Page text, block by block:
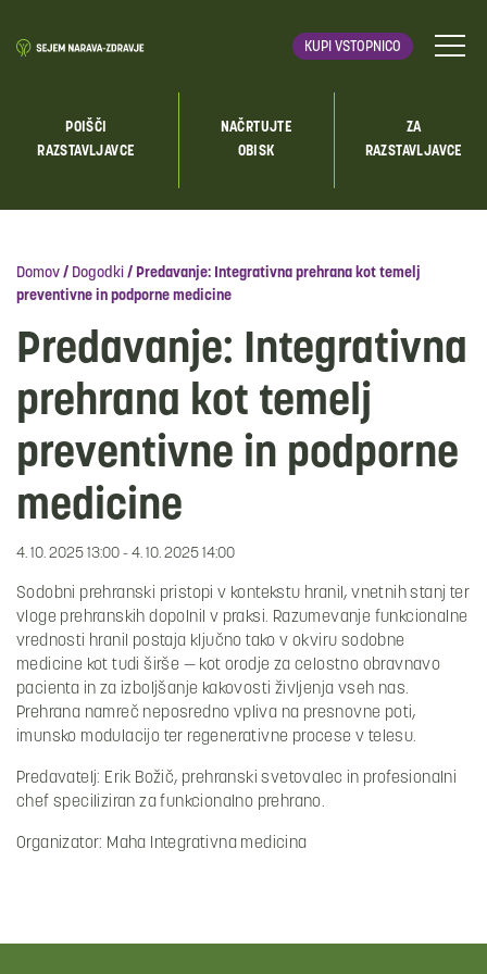
KUPI VSTOPNICO
POIŠČI
RAZSTAVLJAVCE
NAČRTUJTE
OBISK
ZA
RAZSTAVLJAVCE
Domov / Dogodki / Predavanje: Integrativna prehrana kot temelj
preventivne in podporne medicine
Predavanje: Integrativna
prehrana kot temelj
preventivne in podporne
medicine
4. 10. 2025 13:00 - 4. 10. 2025 14:00
Sodobni prehranski pristopi v kontekstu hranil, vnetnih stanj ter
vloge prehranskih dopolnil v praksi. Razumevanje funkcionalne
vrednosti hranil postaja ključno tako v okviru sodobne
medicine kot tudi širše — kot orodje za celostno obravnavo
pacienta in za izboljšanje kakovosti življenja vseh nas.
Prehrana namreč neposredno vpliva na presnovne poti,
imunsko modulacijo ter regenerativne procese v telesu.
Predavatelj: Erik Božič, prehranski svetovalec in profesionalni
chef speciliziran za funkcionalno prehrano.
Organizator: Maha Integrativna medicina